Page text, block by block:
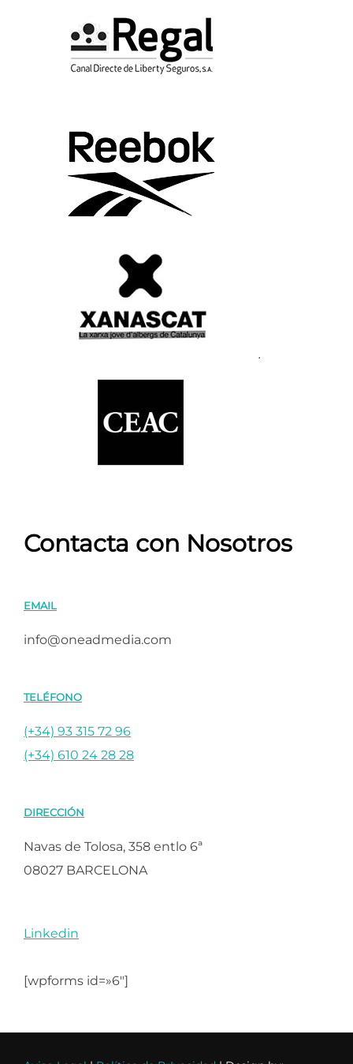
Contacta con Nosotros
EMAIL
info@oneadmedia.com
TELÉFONO
(+34) 93 315 72 96
(+34) 610 24 28 28
DIRECCIÓN
Navas de Tolosa, 358 entlo 6ª
08027 BARCELONA
Linkedin
[wpforms id=»6″]